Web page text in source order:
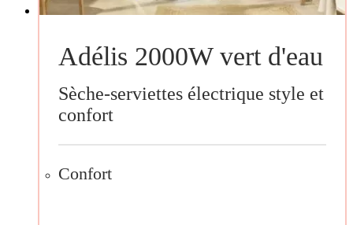
Adélis 2000W vert d'eau
Sèche-serviettes électrique style et
confort
Confort